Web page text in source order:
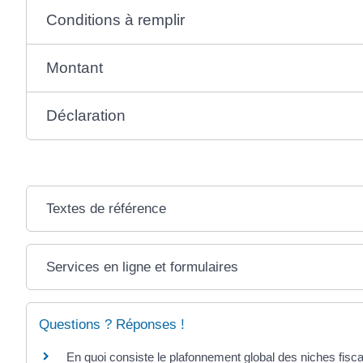
Conditions à remplir
Montant
Déclaration
Textes de référence
Services en ligne et formulaires
Questions ? Réponses !
En quoi consiste le plafonnement global des niches